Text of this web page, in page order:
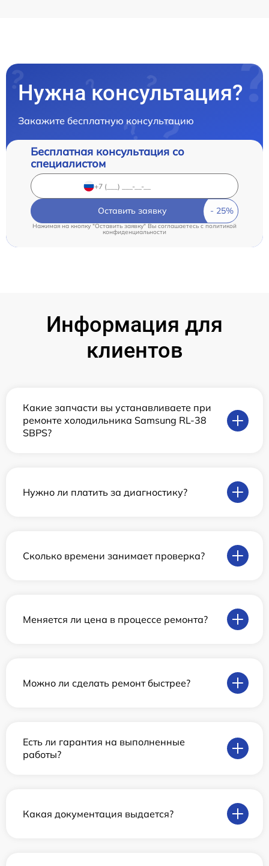
Нужна консультация?
Закажите бесплатную консультацию
Бесплатная консультация со
специалистом
Оставить заявку
Нажимая на кнопку "Оставить заявку" Вы соглашаетесь c политикой
конфиденциальности
Информация для
клиентов
Какие запчасти вы устанавливаете при
ремонте холодильника Samsung RL-38
SBPS?
Нужно ли платить за диагностику?
Сколько времени занимает проверка?
Меняется ли цена в процессе ремонта?
Можно ли сделать ремонт быстрее?
Есть ли гарантия на выполненные
работы?
Какая документация выдается?